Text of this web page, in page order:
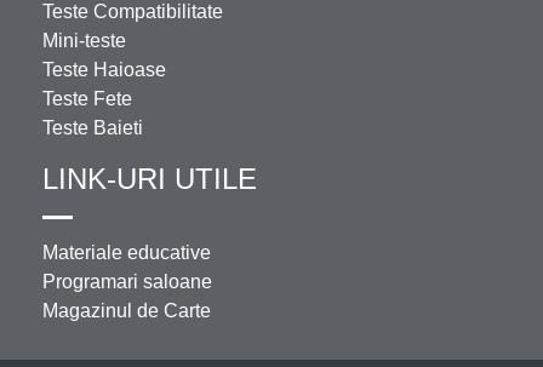
Teste Compatibilitate
Mini-teste
Teste Haioase
Teste Fete
Teste Baieti
LINK-URI UTILE
Materiale educative
Programari saloane
Magazinul de Carte